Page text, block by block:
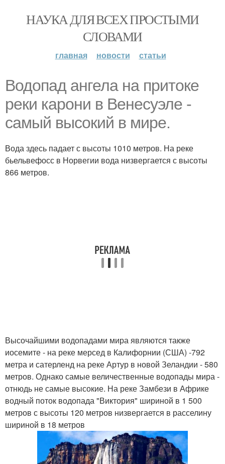
НАУКА ДЛЯ ВСЕХ ПРОСТЫМИ
СЛОВАМИ
главная новости статьи
Водопад ангела на притоке
реки карони в Венесуэле -
самый высокий в мире.
Вода здесь падает с высоты 1010 метров. На реке
бьельвефосс в Норвегии вода низвергается с высоты
866 метров.
Высочайшими водопадами мира являются также
иосемите - на реке мерсед в Калифорнии (США) -792
метра и сатерленд на реке Артур в новой Зеландии - 580
метров. Однако самые величественные водопады мира -
отнюдь не самые высокие. На реке Замбези в Африке
водный поток водопада "Виктория" шириной в 1 500
метров с высоты 120 метров низвергается в расселину
шириной в 18 метров